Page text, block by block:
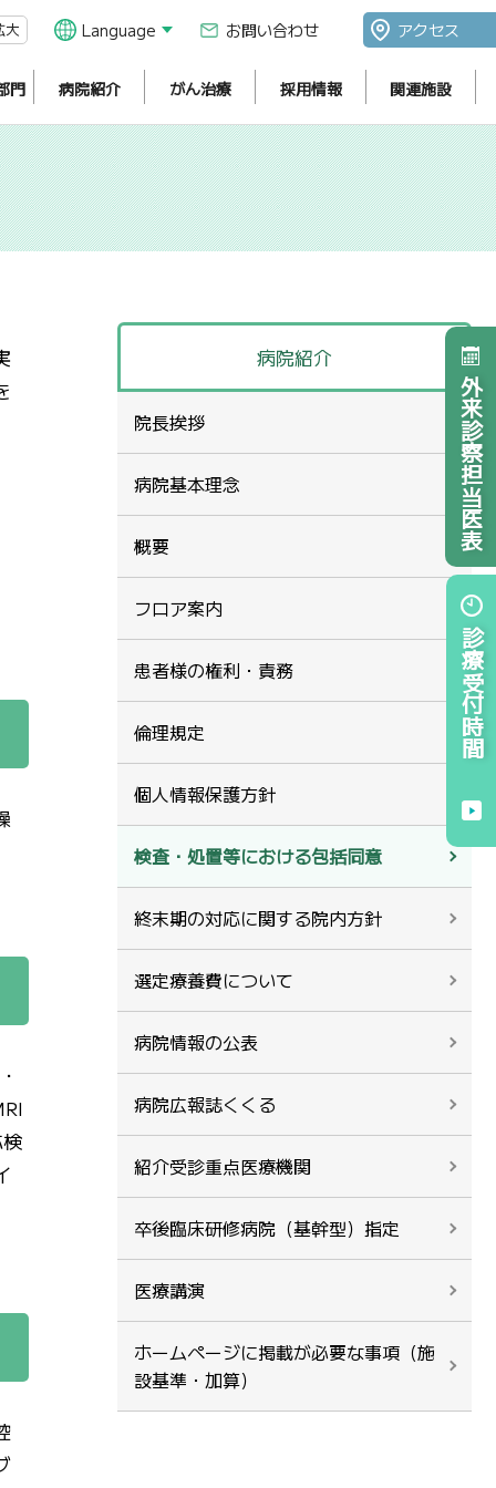
外来診察担当医表
診療受付時間
大 Language お問い合わせ アクセス
門 病院紹介 がん治療 採用情報 関連施設
病院紹介
院長挨拶
病院基本理念
概要
フロア案内
患者様の権利・責務
倫理規定
個人情報保護方針
検査・処置等における包括同意
終末期の対応に関する院内方針
選定療養費について
病院情報の公表
病院広報誌くくる
紹介受診重点医療機関
卒後臨床研修病院（基幹型）指定
医療講演
ホームページに掲載が必要な事項（施
設基準・加算）